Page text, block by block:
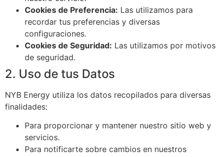
Cookies de Preferencia: Las utilizamos para
recordar tus preferencias y diversas
configuraciones.
Cookies de Seguridad: Las utilizamos por motivos
de seguridad.
2. Uso de tus Datos
NYB Energy utiliza los datos recopilados para diversas
finalidades:
Para proporcionar y mantener nuestro sitio web y
servicios.
Para notificarte sobre cambios en nuestros